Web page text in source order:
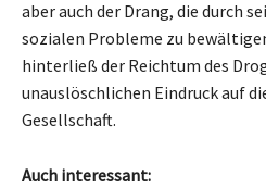
aber auch der Drang, die durch
sozialen Probleme zu
hinterließ der Reichtum des
unauslöschlichen Eindruck auf
Gesellschaft.
Auch interessant: